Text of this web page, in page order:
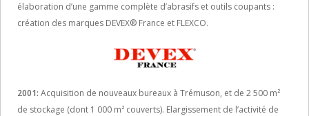
élaboration d’une gamme complète d’abrasifs et outils coupants :
création des marques DEVEX® France et FLEXCO.
2001: Acquisition de nouveaux bureaux à Trémuson, et de 2 500 m²
de stockage (dont 1 000 m² couverts). Elargissement de l’activité de